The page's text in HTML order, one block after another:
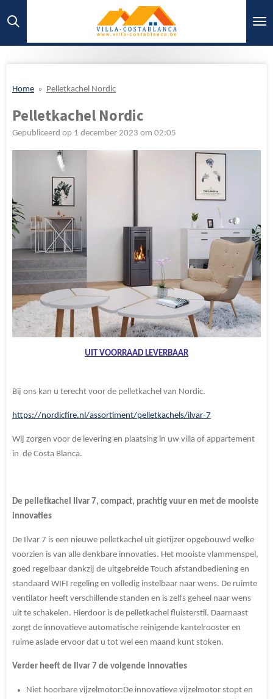
direct
Home » Pelletkachel Nordic
Pelletkachel Nordic
Gepubliceerd op 1 december 2023 om 02:05
UIT VOORRAAD LEVERBAAR
Bij ons kan u terecht voor de pelletkachel van Nordic.
https://nordicfire.nl/assortiment/pelletkachels/ilvar-7
Wij zorgen voor de levering en plaatsing in uw villa of appartement
in de Costa Blanca.
De pelletkachel Ilvar 7, compact, prachtig vuur en met de mooiste
innovaties
De Ilvar 7 is een nieuwe pelletkachel uit gietijzer opgebouwd welke
voorzien is van alle denkbare innovaties. Het mooiste vlammenspel,
goed regelbaar dankzij de uitgebreide Touch afstandbediening en
standaard WIFI regeling en volledig instelbaar naar wens. De ruimte
ventilator heeft verschillende standen en is zelfs geheel naar wens
uit te schakelen. Hierdoor is de pelletkachel fluisterstil. Daarnaast
zorgt de innovatieve automatische reinigende kantelrooster en
ruime aslade ervoor dat u tot wel een maand kunt stoken.
Verder heeft de Ilvar 7 de volgende innovaties
Niet hoorbare vijzelmotor: De innovatieve vijzelmotor stopt en